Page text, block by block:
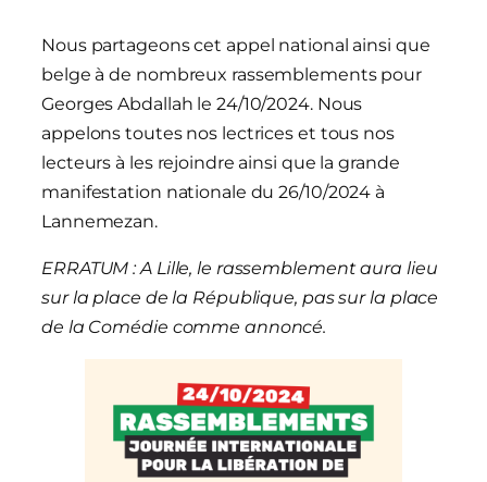
Nous partageons cet appel national ainsi que
belge à de nombreux rassemblements pour
Georges Abdallah le 24/10/2024. Nous
appelons toutes nos lectrices et tous nos
lecteurs à les rejoindre ainsi que la grande
manifestation nationale du 26/10/2024 à
Lannemezan.
ERRATUM : A Lille, le rassemblement aura lieu
sur la place de la République, pas sur la place
de la Comédie comme annoncé.